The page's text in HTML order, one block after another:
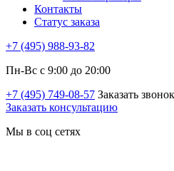
Контакты
Статус заказа
+7 (495) 988-93-82
Пн-Вс с 9:00 до 20:00
+7 (495) 749-08-57 Заказать звонок
Заказать консультацию
Мы в соц сетях